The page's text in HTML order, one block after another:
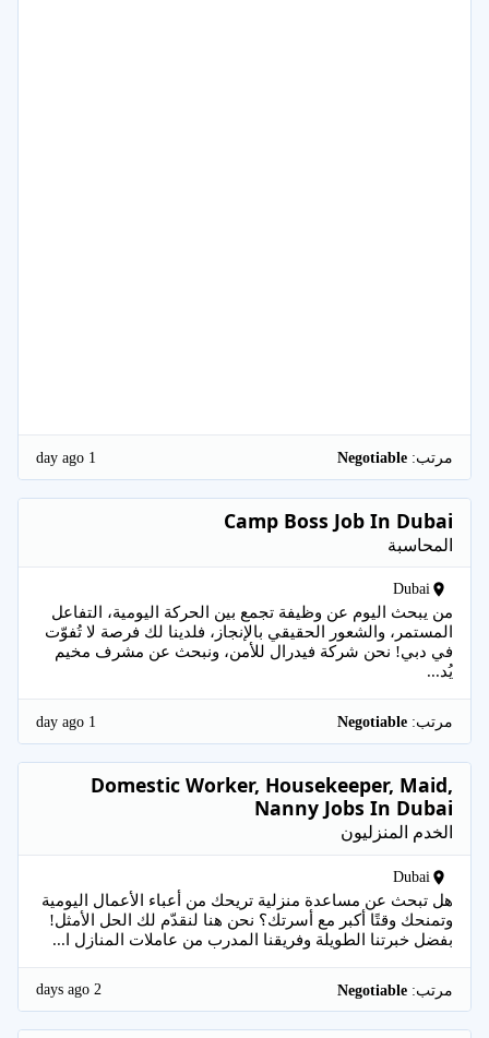
مرتب: 1 day ago
Camp Boss Job In Dubai
المحاسبة
Dubai
من يبحث اليوم عن وظيفة تجمع بين الحركة اليومية، التفاعل
المستمر، والشعور الحقيقي بالإنجاز، فلدينا لك فرصة لا تُفوّت
في دبي! نحن شركة فيدرال للأمن، ونبحث عن مشرف مخيم
يُد...
مرتب: 1 day ago
Domestic Worker, Housekeeper, Maid,
Nanny Jobs In Dubai
الخدم المنزليون
Dubai
هل تبحث عن مساعدة منزلية تريحك من أعباء الأعمال اليومية
وتمنحك وقتًا أكبر مع أسرتك؟ نحن هنا لنقدّم لك الحل الأمثل!
بفضل خبرتنا الطويلة وفريقنا المدرب من عاملات المنازل ا...
مرتب: 2 days ago